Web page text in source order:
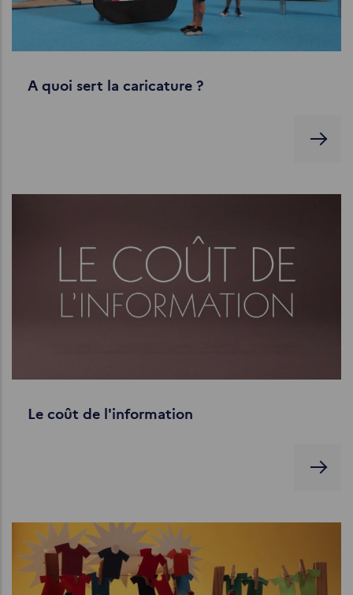
A quoi sert la caricature ?
Le coût de l'information